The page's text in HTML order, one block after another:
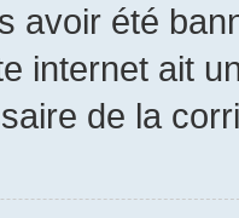
avoir été
internet ait
de la